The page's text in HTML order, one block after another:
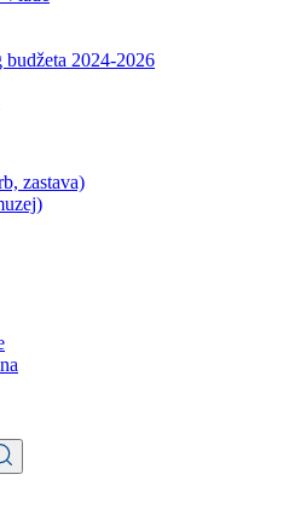
Vlade
2024-2026
zastava)